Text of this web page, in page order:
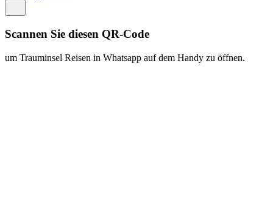
Scannen Sie diesen QR-Code
um Trauminsel Reisen in Whatsapp auf dem Handy zu öffnen.